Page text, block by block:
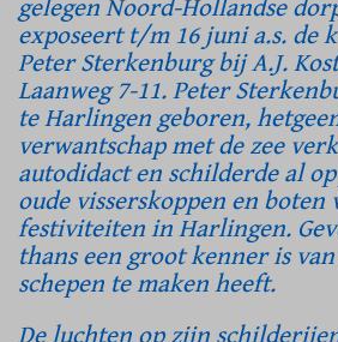
gelegen Noord-Hollandse
exposeert t/m 16 juni a.s. de
Peter Sterkenburg bij A.J.
Laanweg 7-11. Peter
te Harlingen geboren,
verwantschap met de zee
autodidact en schilderde al
oude visserskoppen en boten
festiviteiten in Harlingen.
thans een groot kenner is
schepen te maken heeft.
De luchten op zijn